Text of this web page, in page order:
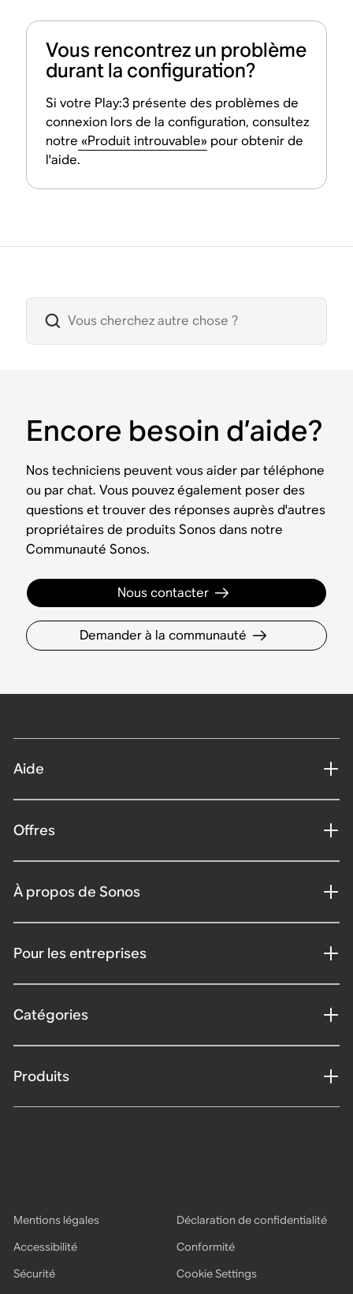
Vous rencontrez un problème
durant la configuration?
Si votre Play:3 présente des problèmes de
connexion lors de la configuration, consultez
notre «Produit introuvable» pour obtenir de
l'aide.
Encore besoin d’aide?
Nos techniciens peuvent vous aider par téléphone
ou par chat. Vous pouvez également poser des
questions et trouver des réponses auprès d'autres
propriétaires de produits Sonos dans notre
Communauté Sonos.
Nous contacter
Demander à la communauté
Aide
Offres
À propos de Sonos
Pour les entreprises
Catégories
Produits
Mentions légales
Déclaration de confidentialité
Accessibilité
Conformité
Sécurité
Cookie Settings